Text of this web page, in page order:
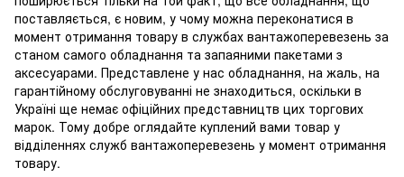
поставляється, є новим, у чому можна переконатися в
момент отримання товару в службах вантажоперевезень за
станом самого обладнання та запаяними пакетами з
аксесуарами. Представлене у нас обладнання, на жаль, на
гарантійному обслуговуванні не знаходиться, оскільки в
Україні ще немає офіційних представництв цих торгових
марок. Тому добре оглядайте куплений вами товар у
відділеннях служб вантажоперевезень у момент отримання
товару.